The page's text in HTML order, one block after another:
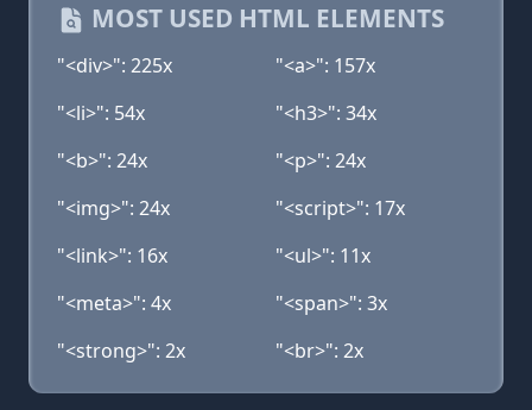
MOST USED HTML ELEMENTS
"<div>": 225x
"<a>": 157x
"<li>": 54x
"<h3>": 34x
"<b>": 24x
"<p>": 24x
"<img>": 24x
"<script>": 17x
"<link>": 16x
"<ul>": 11x
"<meta>": 4x
"<span>": 3x
"<strong>": 2x
"<br>": 2x